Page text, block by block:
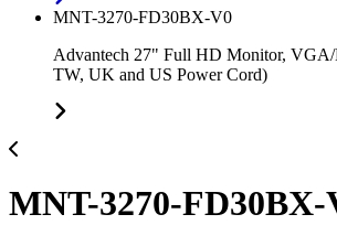
MNT-3270-FD30BX-V0
Advantech 27" Full HD Monitor,
TW, UK and US Power Cord)
MNT-3270-FD30BX-